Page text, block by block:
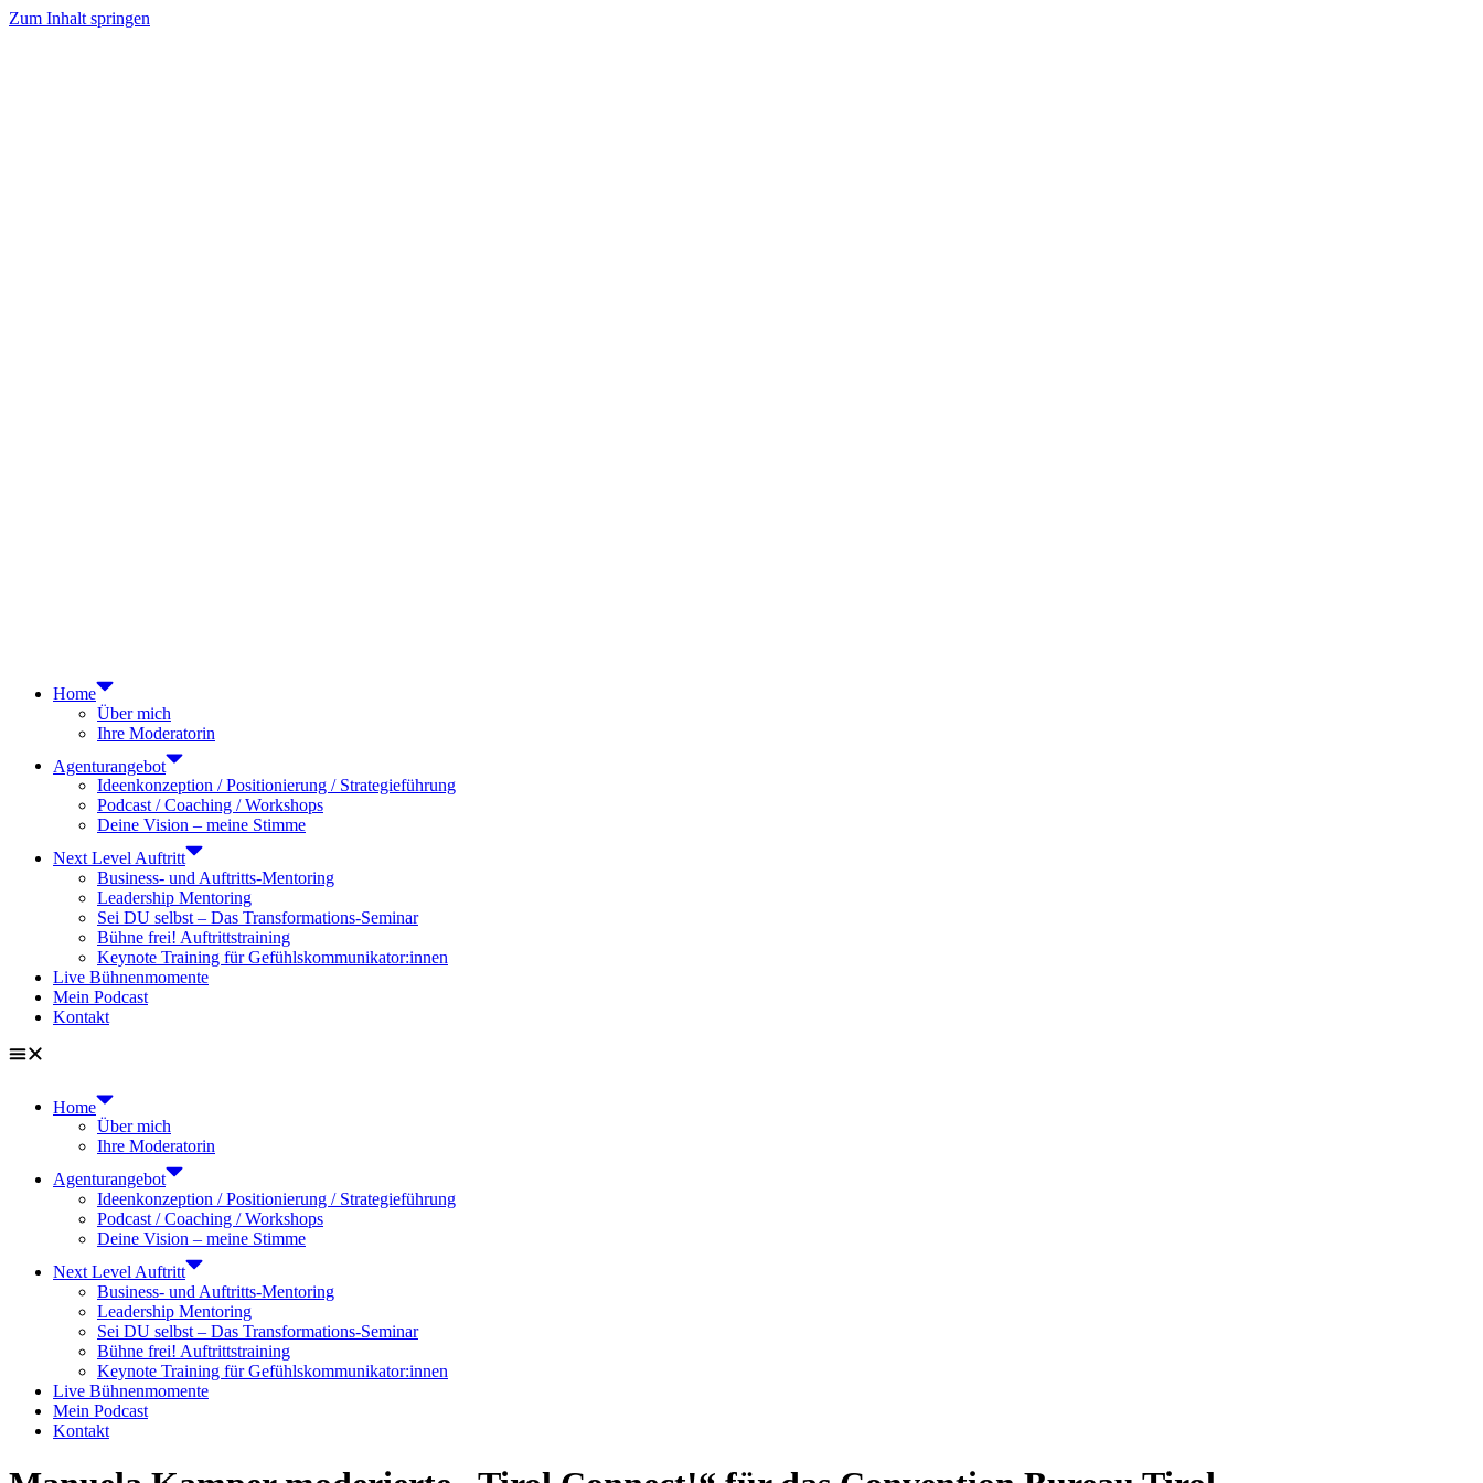
Zum Inhalt springen
Home
Über mich
Ihre Moderatorin
Agenturangebot
Ideenkonzeption / Positionierung / Strategieführung
Podcast / Coaching / Workshops
Deine Vision – meine Stimme
Next Level Auftritt
Business- und Auftritts-Mentoring
Leadership Mentoring
Sei DU selbst – Das Transformations-Seminar
Bühne frei! Auftrittstraining
Keynote Training für Gefühlskommunikator:innen
Live Bühnenmomente
Mein Podcast
Kontakt
Home
Über mich
Ihre Moderatorin
Agenturangebot
Ideenkonzeption / Positionierung / Strategieführung
Podcast / Coaching / Workshops
Deine Vision – meine Stimme
Next Level Auftritt
Business- und Auftritts-Mentoring
Leadership Mentoring
Sei DU selbst – Das Transformations-Seminar
Bühne frei! Auftrittstraining
Keynote Training für Gefühlskommunikator:innen
Live Bühnenmomente
Mein Podcast
Kontakt